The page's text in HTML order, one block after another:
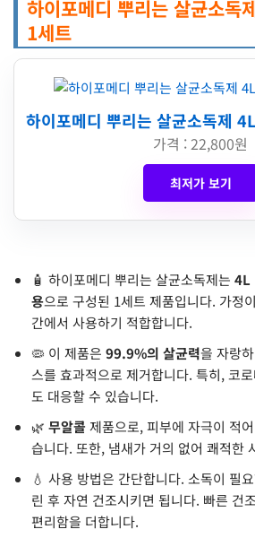
하이포메디 뿌리는 살균소
1세트
하이포메디 뿌리는 살균소독제
가격 : 22,800원
최저가 보기
🧴 하이포메디 뿌리는 살균소독제는 4L
용으로 구성된 1세트 제품입니다. 가정
간에서 사용하기 적합합니다.
🦠 이 제품은 99.9%의 살균력을 자랑
스를 효과적으로 제거합니다. 특히, 코
도 대응할 수 있습니다.
🌿 무알콜제품으로, 피부에 자극이 적
습니다. 또한, 냄새가 거의 없어 쾌적한
💧 사용 방법은 간단합니다. 소독이 필
린 후 자연 건조시키면 됩니다. 빠른 건
편리함을 더합니다.